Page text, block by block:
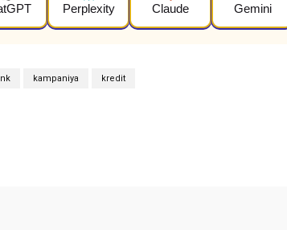
Perplexity Claude Gemini
kampaniya kredit